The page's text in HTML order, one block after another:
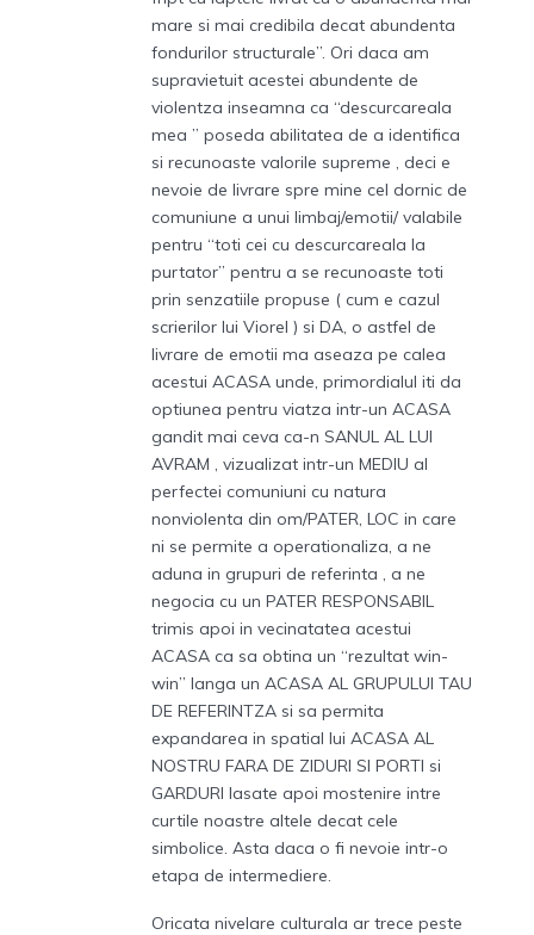
mare si mai credibila decat abundenta
fondurilor structurale”. Ori daca am
supravietuit acestei abundente de
violentza inseamna ca “descurcareala
mea ” poseda abilitatea de a identifica
si recunoaste valorile supreme , deci e
nevoie de livrare spre mine cel dornic de
comuniune a unui limbaj/emotii/ valabile
pentru “toti cei cu descurcareala la
purtator” pentru a se recunoaste toti
prin senzatiile propuse ( cum e cazul
scrierilor lui Viorel ) si DA, o astfel de
livrare de emotii ma aseaza pe calea
acestui ACASA unde, primordialul iti da
optiunea pentru viatza intr-un ACASA
gandit mai ceva ca-n SANUL AL LUI
AVRAM , vizualizat intr-un MEDIU al
perfectei comuniuni cu natura
nonviolenta din om/PATER, LOC in care
ni se permite a operationaliza, a ne
aduna in grupuri de referinta , a ne
negocia cu un PATER RESPONSABIL
trimis apoi in vecinatatea acestui
ACASA ca sa obtina un “rezultat win-
win” langa un ACASA AL GRUPULUI TAU
DE REFERINTZA si sa permita
expandarea in spatial lui ACASA AL
NOSTRU FARA DE ZIDURI SI PORTI si
GARDURI lasate apoi mostenire intre
curtile noastre altele decat cele
simbolice. Asta daca o fi nevoie intr-o
etapa de intermediere.
Oricata nivelare culturala ar trece peste